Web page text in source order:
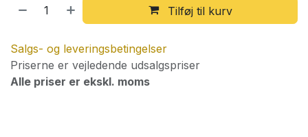
Tilføj til kurv
Salgs- og leveringsbetingelser
Priserne er vejledende udsalgspriser
Alle priser er ekskl. moms